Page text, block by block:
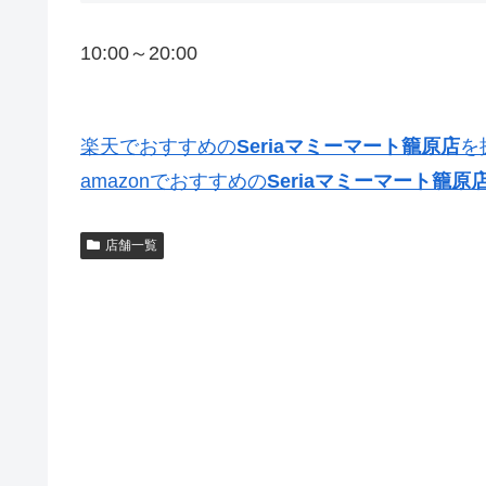
10:00～20:00
楽天でおすすめのSeriaマミーマート籠原店を
amazonでおすすめのSeriaマミーマート籠原
店舗一覧